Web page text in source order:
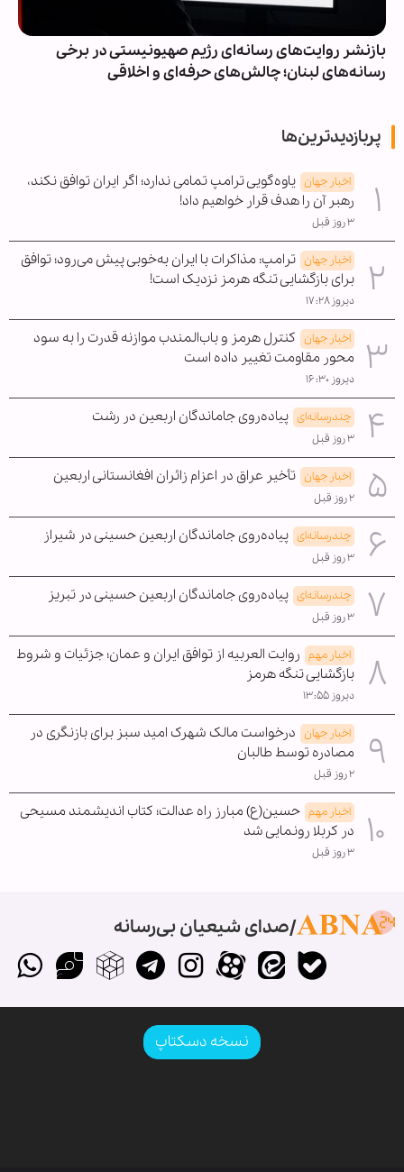
بازنشر روایت‌های رسانه‌ای رژیم صهیونیستی در برخی
رسانه‌های لبنان؛ چالش‌های حرفه‌ای و اخلاقی
پربازدیدترین‌ها
اخبار جهان یاوه‌گویی ترامپ تمامی ندارد؛ اگر ایران توافق نکند،
رهبر آن را هدف قرار خواهیم داد!
۳ روز قبل
اخبار جهان ترامپ: مذاکرات با ایران به‌خوبی پیش می‌رود؛ توافق
برای بازگشایی تنگه هرمز نزدیک است!
دیروز ۱۷:۲۸
اخبار جهان کنترل هرمز و باب‌المندب موازنه قدرت را به سود
محور مقاومت تغییر داده است
دیروز ۱۶:۳۰
چندرسانه‌ای پیاده‌روی جاماندگان اربعین در رشت
۳ روز قبل
اخبار جهان تأخیر عراق در اعزام زائران افغانستانی اربعین
۲ روز قبل
چندرسانه‌ای پیاده‌روی جاماندگان اربعین حسینی در شیراز
۳ روز قبل
چندرسانه‌ای پیاده‌روی جاماندگان اربعین حسینی در تبریز
۳ روز قبل
اخبار مهم روایت العربیه از توافق ایران و عمان؛ جزئیات و شروط
بازگشایی تنگه هرمز
دیروز ۱۳:۵۵
اخبار جهان درخواست مالک شهرک امید سبز برای بازنگری در
مصادره توسط طالبان
۲ روز قبل
اخبار مهم حسین(ع) مبارز راه عدالت؛ کتاب اندیشمند مسیحی
در کربلا رونمایی شد
۳ روز قبل
صدای شیعیان بی‌رسانه
نسخه دسکتاپ